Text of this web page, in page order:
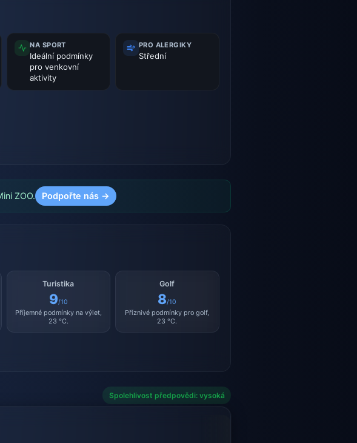
NA SPORT
Ideální podmínky
pro venkovní
aktivity
PRO ALERGIKY
Střední
ZOO. Podpořte nás →
Turistika
9/10
Příjemné podmínky na výlet,
23 °C.
Golf
8/10
Příznivé podmínky pro golf,
23 °C.
Spolehlivost předpovědi: vysoká